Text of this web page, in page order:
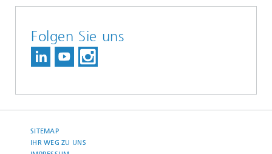
Folgen Sie uns
SITEMAP
IHR WEG ZU UNS